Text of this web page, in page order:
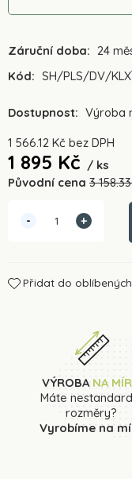
Záruční doba: 24
Kód: SH/PLS/DV/
Dostupnost: Výroba
1 566.12 Kč bez DPH
1 895 Kč
ks
Původní cena 3 158.33
Přidat do oblíbených
VÝROBA NA
Máte
rozměry?
Vyrobíme na